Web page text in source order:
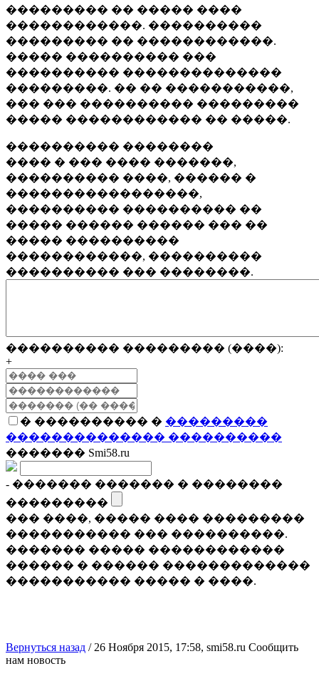
��������� �� ����� ����
������������. ����������
��������� �� ������������.
����� ���������� ���
���������� ��������������
���������. �� �� �����������,
��� ��� ���������� ���������
����� ������������ �� �����.
���������� ��������
���� � ��� ���� �������,
���������� ����, ������ �
�����������������,
���������� ���������� ��
����� ������ ������ ��� ��
����� ����������
������������, ����������
���������� ��� ��������.
���������� ��������� (����):
+
� ���������� � ���������
�������������� ����������
������� Smi58.ru
- ������� ������� � ��������
���������
��� ����, ����� ���� ���������
����������� ��� ����������.
������� ����� ������������
������ � ������ �������������
����������� ����� � ����.
Вернуться назад / 26 Ноября 2015, 17:58, smi58.ru Сообщить
нам новость